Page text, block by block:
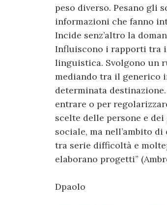
peso diverso. Pesano gli
informazioni che fanno
Incide senz’altro la
Influiscono i rapporti tra i
linguistica. Svolgono un
mediando tra il generico
determinata
entrare o per
scelte delle persone e
sociale, ma nell’ambito
tra serie difficoltà e
elaborano progetti”
Dpaolo